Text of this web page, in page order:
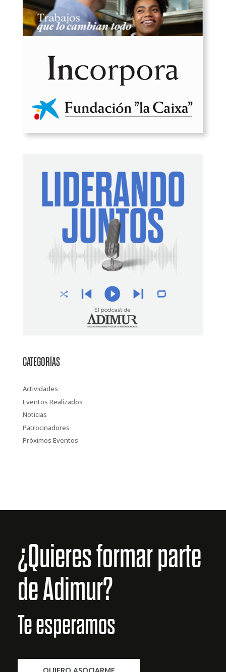
CATEGORÍAS
Actividades
Eventos Realizados
Noticias
Patrocinadores
Próximos Eventos
¿Quieres formar parte
de Adimur?
Te esperamos